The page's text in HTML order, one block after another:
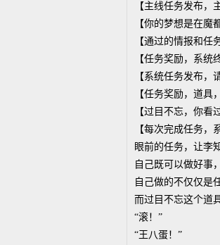
【主线任务发布，
【你的梦想是在魔
【通过的情报和任
【任务奖励，系统
【系统任务发布，
【任务奖励，道具
【过目不忘，你看
【每次完成任务，
眼前的任务，让李
自己既可以做好事
自己做的不仅仅是
而过目不忘这个道
“滚！”
“王八蛋！”